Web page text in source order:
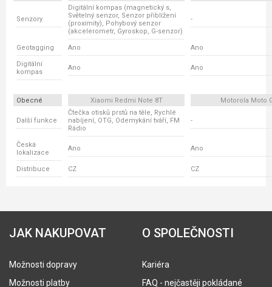
Senzory
Digitální kompas (magnetický s,
Světelný senzor, Senzor přiblížení
(proximity), Pohybový senzor
(akcelerometr, Gyroskop, G-senzor)
-
Geotagging Ano Ano
Digitální
kompas
Ano Ano
Obecné Xiaomi Redmi Note 8T Motorola Moto
Další funkce
Čtečka otisků prstů na těle, Rychlé
nabíjení, OTG, Odemykání tváří, FM
Rádio
-
Česká
lokalizace
Ano Ano
Distribuce CZ CZ
JAK NAKUPOVAT
Možnosti dopravy
Možnosti platby
O SPOLEČNOSTI
Kariéra
FAQ - nejčastěji pokládané